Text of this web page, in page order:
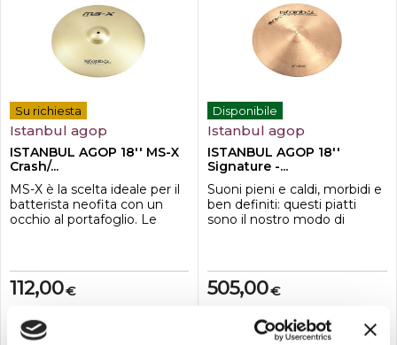
Su richiesta
Istanbul agop
ISTANBUL AGOP 18'' MS-X
Crash/...
MS-X è la scelta ideale per il
batterista neofita con un
occhio al portafoglio. Le
questi piatti adatti a tutti i
generi e a tutti i
Crash Ride 18
€
112,00
Disponibile
Istanbul agop
ISTANBUL AGOP 18''
Signature -...
Suoni pieni e caldi, morbidi e
ben definiti: questi piatti
sono il nostro modo di
che
conosciamo.Caratteristiche-
€
505,00
Compra